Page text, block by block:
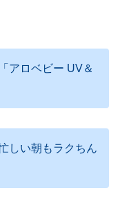
アロベビー UV＆
しい朝もラクちん